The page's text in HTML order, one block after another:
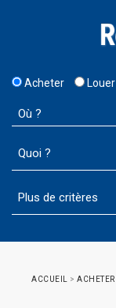
Acheter Louer
ACCUEIL > ACHETER